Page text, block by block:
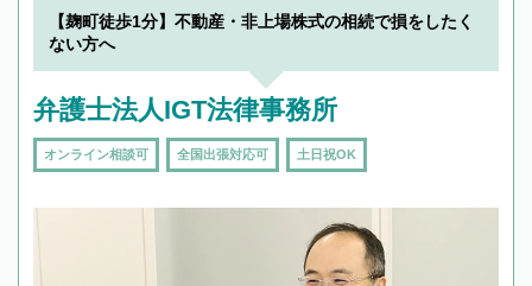
でフィーリングも重要です。実際に電話や面談
で複数の弁護士と会話をしてウマが合う方に依
【麹町徒歩1分】不動産・非上場株式の相続で損をしたく
ない方へ
弁護士法人IGT法律事務所
オンライン相談可 全国出張対応可 土日祝OK